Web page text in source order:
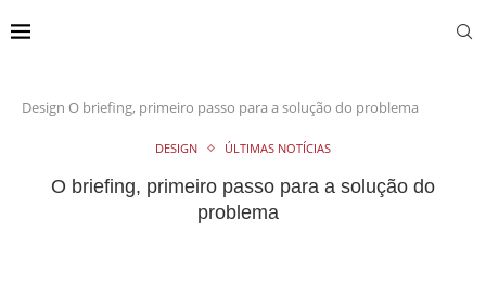
Design O briefing, primeiro passo para a solução do problema
DESIGN ÚLTIMAS NOTÍCIAS
O briefing, primeiro passo para a solução do
problema